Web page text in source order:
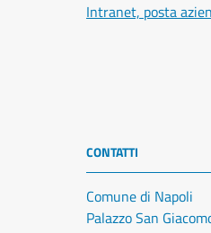
Intranet, posta
CONTATTI
Comune di Napoli
Palazzo San